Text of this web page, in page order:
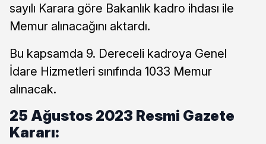
sayılı Karara göre Bakanlık kadro ihdası ile
Memur alınacağını aktardı.
Bu kapsamda 9. Dereceli kadroya Genel
İdare Hizmetleri sınıfında 1033 Memur
alınacak.
25 Ağustos 2023 Resmi Gazete
Kararı: